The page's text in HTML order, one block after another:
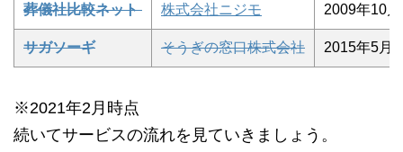
葬儀社比較ネット 株式会社ニジモ 2009年10月
サガソーギ そうぎの窓口株式会社 2015年5月
※2021年2月時点
続いてサービスの流れを見ていきましょう。